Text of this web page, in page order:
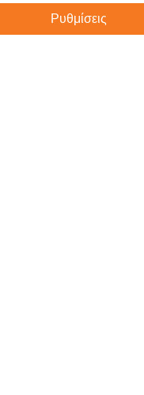
Ρυθμίσεις